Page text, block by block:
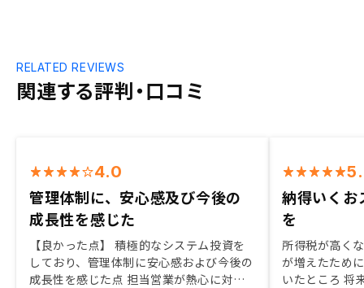
関連する評判・口コミ
RELATED REVIEWS
4.0
管理体制に、安心感及び今後の
成長性を感じた
【良かった点】 積極的なシステム投資を
しており、管理体制に安心感および今後の
成長性を感じた点 担当営業が熱心に対応
納得いくお
を
所得税が高く
が増えたため
いたところ 将